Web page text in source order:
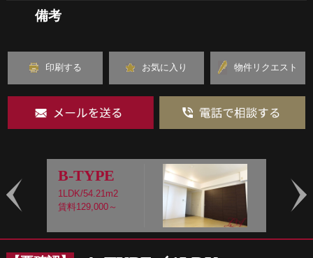
備考
印刷する お気に入り 物件リクエスト
B-TYPE
1LDK/54.21m2
賃料129,000～